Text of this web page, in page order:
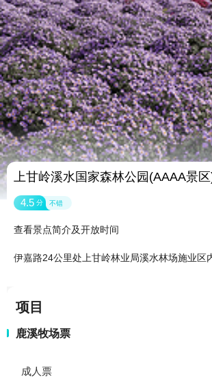
上甘岭溪水国家森林公园(AAAA景
4.5 分 不错
查看景点简介及开放时间
伊嘉路24公里处上甘岭林业局溪水林场施业区
项目
鹿溪牧场票
成人票